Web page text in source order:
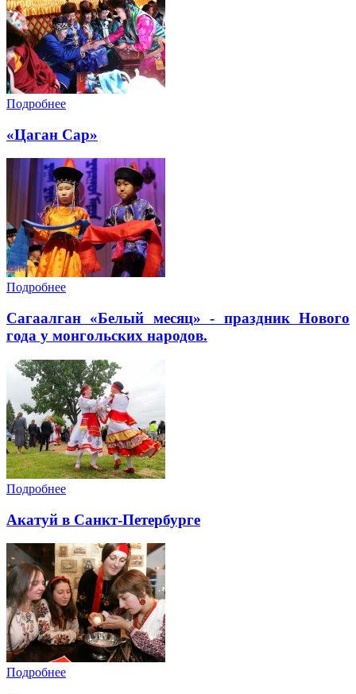
Подробнее
«Цаган Сар»
Подробнее
Cагаалган «Белый месяц» - праздник Нового
года у монгольских народов.
Подробнее
Акатуй в Санкт-Петербурге
Подробнее